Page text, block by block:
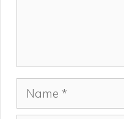
Name